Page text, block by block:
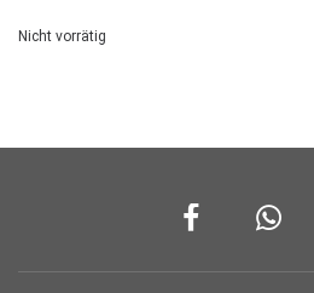
Nicht vorrätig
Facebook